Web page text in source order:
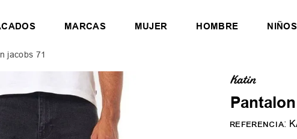
MARCAS MUJER HOMBRE NIÑOS
jacobs 71
REFERENCIA: